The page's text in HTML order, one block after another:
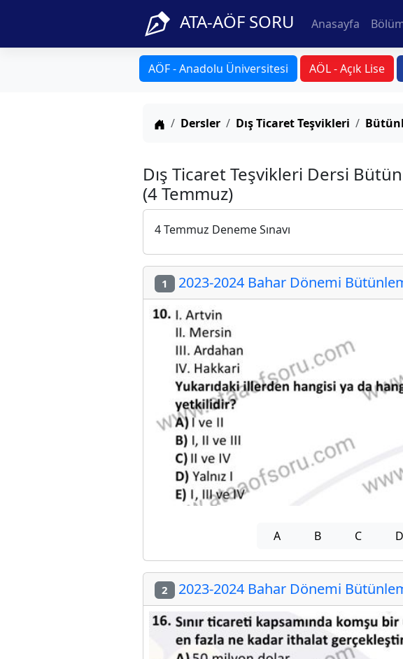
ATA-AÖF SORU Anasayfa
AÖF - Anadolu Üniversitesi AÖL - Açık Lise
Anasayfa
Dersler Dış Ticaret Teşvikleri
Dış Ticaret Teşvikleri Dersi
(4 Temmuz)
4 Temmuz Deneme Sınavı
1 2023-2024 Bahar Dönemi
A B C D
2 2023-2024 Bahar Dönemi